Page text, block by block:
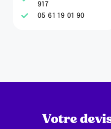
917
05 61 19 01 90
Votre